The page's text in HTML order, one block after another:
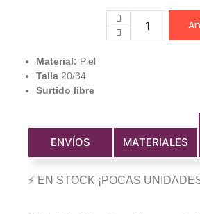
Material: Piel
Talla 20/34
Surtido libre
ENVÍOS MATERIALES
⚡ EN STOCK ¡POCAS